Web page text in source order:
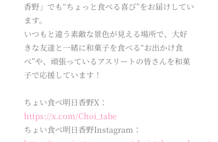
香野」でも“ちょっと食べる喜び”をお届けしてい
ます。
いつもと違う素敵な景色が見える場所で、大好
きな友達と一緒に和菓子を食べる“お出かけ食
べ”や、頑張っているアスリートの皆さんを和菓
子で応援しています！
ちょい食べ明日香野X：
https://x.com/Choi_tabe
ちょい食べ明日香野Instagram：